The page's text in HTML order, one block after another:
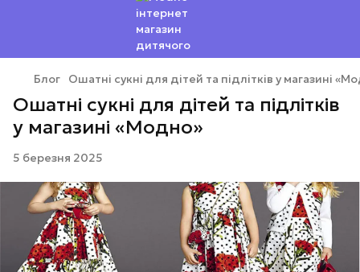
Блог Ошатні сукні для дітей та підлітків у магазині
Ошатні сукні для дітей та підлітків
у магазині «Модно»
5 березня 2025